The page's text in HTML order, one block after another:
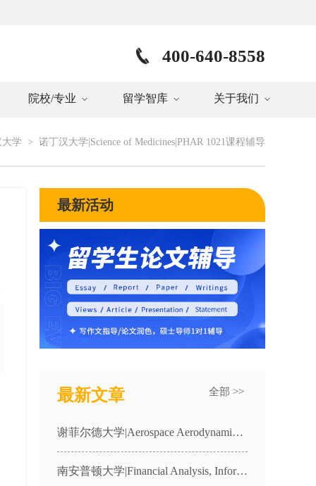
400-640-8558
院校/专业 留学智库 关于我们
学 > 诺丁汉大学|Science of Medicines|PHAR 1021课程辅导
最新活动
最新文章 全部 >>
谢菲尔德大学|Aerospace Aerodynamics and Thermodynamics|AER11001课程辅导
南安普顿大学|Financial Analysis, Information and Markets|MANG3030课程辅导